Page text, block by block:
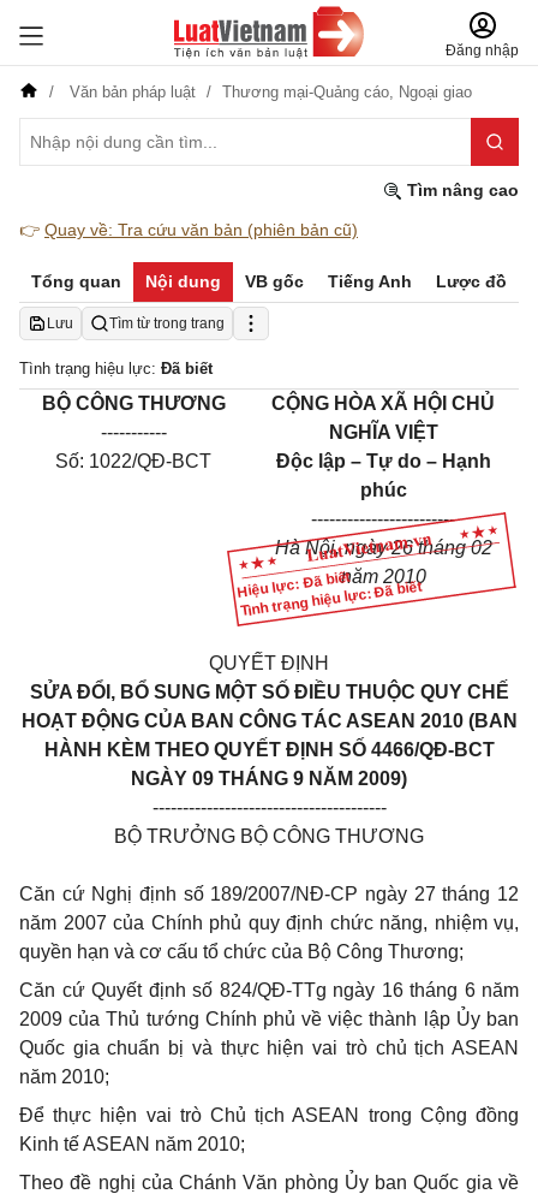
Đăng nhập
Văn bản pháp luật Thương mại-Quảng cáo, Ngoại giao
Tìm nâng cao
👉 Quay về: Tra cứu văn bản (phiên bản cũ)
Tổng quan Nội dung VB gốc Tiếng Anh Lược đồ
Lưu Tìm từ trong trang
Tình trạng hiệu lực: Đã biết
Hiệu lực: Đã biết
Tình trạng hiệu lực: Đã biết
BỘ CÔNG THƯƠNG
-----------
Số: 1022/QĐ-BCT
CỘNG HÒA XÃ HỘI CHỦ
NGHĨA VIỆT
Độc lập – Tự do – Hạnh
phúc
------------------------
Hà Nội, ngày 26 tháng 02
năm 2010
QUYẾT ĐỊNH
SỬA ĐỔI, BỔ SUNG MỘT SỐ ĐIỀU THUỘC QUY CHẾ
HOẠT ĐỘNG CỦA BAN CÔNG TÁC ASEAN 2010 (BAN
HÀNH KÈM THEO QUYẾT ĐỊNH SỐ 4466/QĐ-BCT
NGÀY 09 THÁNG 9 NĂM 2009)
---------------------------------------
BỘ TRƯỞNG BỘ CÔNG THƯƠNG
Căn cứ Nghị định số 189/2007/NĐ-CP ngày 27 tháng 12
năm 2007 của Chính phủ quy định chức năng, nhiệm vụ,
quyền hạn và cơ cấu tổ chức của Bộ Công Thương;
Căn cứ Quyết định số 824/QĐ-TTg ngày 16 tháng 6 năm
2009 của Thủ tướng Chính phủ về việc thành lập Ủy ban
Quốc gia chuẩn bị và thực hiện vai trò chủ tịch ASEAN
năm 2010;
Để thực hiện vai trò Chủ tịch ASEAN trong Cộng đồng
Kinh tế ASEAN năm 2010;
Theo đề nghị của Chánh Văn phòng Ủy ban Quốc gia về